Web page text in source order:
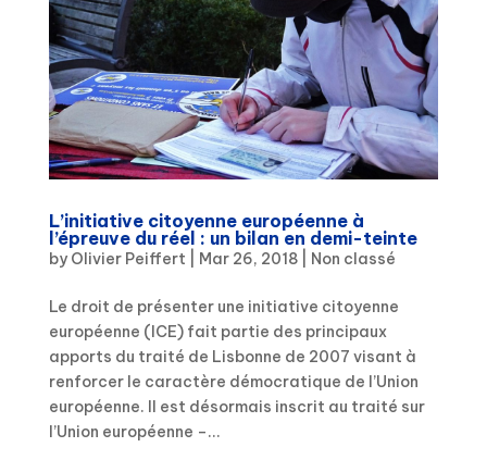
L’initiative citoyenne européenne à
l’épreuve du réel : un bilan en demi-teinte
by Olivier Peiffert Mar 26, 2018| Non classé
Le droit de présenter une initiative citoyenne
européenne (ICE) fait partie des principaux
apports du traité de Lisbonne de 2007 visant à
renforcer le caractère démocratique de l’Union
européenne. Il est désormais inscrit au traité sur
l’Union européenne –...